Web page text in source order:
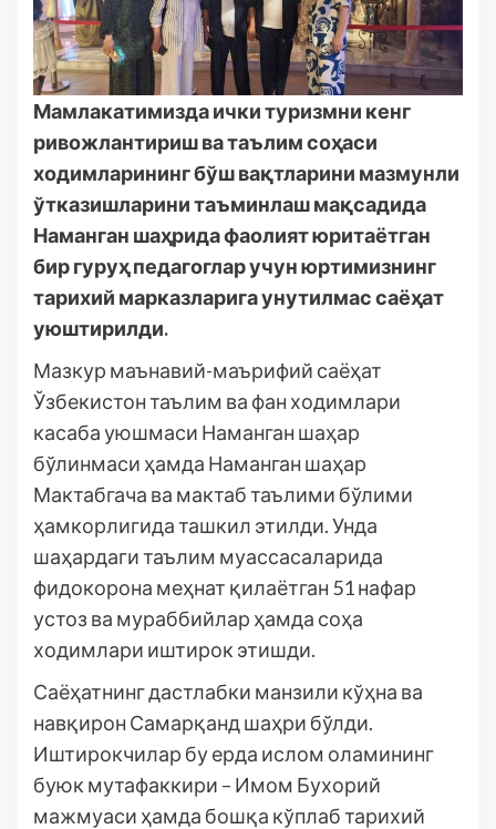
Мамлакатимизда ички туризмни кенг
ривожлантириш ва таълим соҳаси
ходимларининг бўш вақтларини мазмунли
ўтказишларини таъминлаш мақсадида
Наманган шаҳрида фаолият юритаётган
бир гуруҳ педагоглар учун юртимизнинг
тарихий марказларига унутилмас саёҳат
уюштирилди.
Мазкур маънавий-маърифий саёҳат
Ўзбекистон таълим ва фан ходимлари
касаба уюшмаси Наманган шаҳар
бўлинмаси ҳамда Наманган шаҳар
Мактабгача ва мактаб таълими бўлими
ҳамкорлигида ташкил этилди. Унда
шаҳардаги таълим муассасаларида
фидокорона меҳнат қилаётган 51 нафар
устоз ва мураббийлар ҳамда соҳа
ходимлари иштирок этишди.
Саёҳатнинг дастлабки манзили кўҳна ва
навқирон Самарқанд шаҳри бўлди.
Иштирокчилар бу ерда ислом оламининг
буюк мутафаккири – Имом Бухорий
мажмуаси ҳамда бошқа кўплаб тарихий